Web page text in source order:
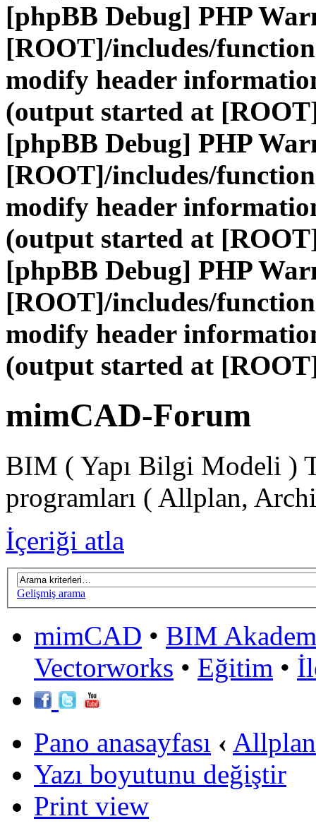
[phpBB Debug] PHP
[ROOT]/includes/
modify header
(output started at
[phpBB Debug] PHP
[ROOT]/includes/
modify header
(output started at
[phpBB Debug] PHP
[ROOT]/includes/
modify header
(output started at
mimCAD-Forum
BIM ( Yapı Bilgi Modeli )
programları ( Allplan,
İçeriği atla
Gelişmiş arama
mimCAD • BIM
Vectorworks • Eğitim •
Pano anasayfası ‹
Yazı boyutunu değiştir
Print view